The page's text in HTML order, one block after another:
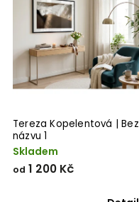
Tereza Kopelentová | Bez
názvu 1
Skladem
od 1 200 Kč